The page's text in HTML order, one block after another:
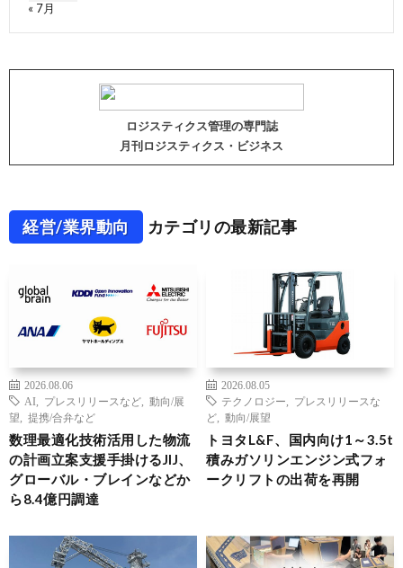
« 7月
ロジスティクス管理の専門誌
月刊ロジスティクス・ビジネス
経営/業界動向 カテゴリの最新記事
2026.08.06
AI
プレスリリースなど
動向/展
望
提携/合弁など
数理最適化技術活用した物流
の計画立案支援手掛けるJIJ、
グローバル・ブレインなどか
ら8.4億円調達
2026.08.05
テクノロジー
プレスリリースな
ど
動向/展望
トヨタL&F、国内向け1～3.5t
積みガソリンエンジン式フォ
ークリフトの出荷を再開